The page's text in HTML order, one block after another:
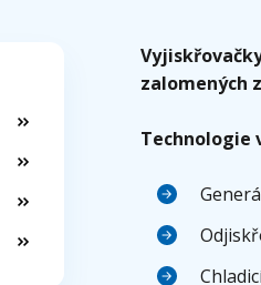
zalomených
Technologie